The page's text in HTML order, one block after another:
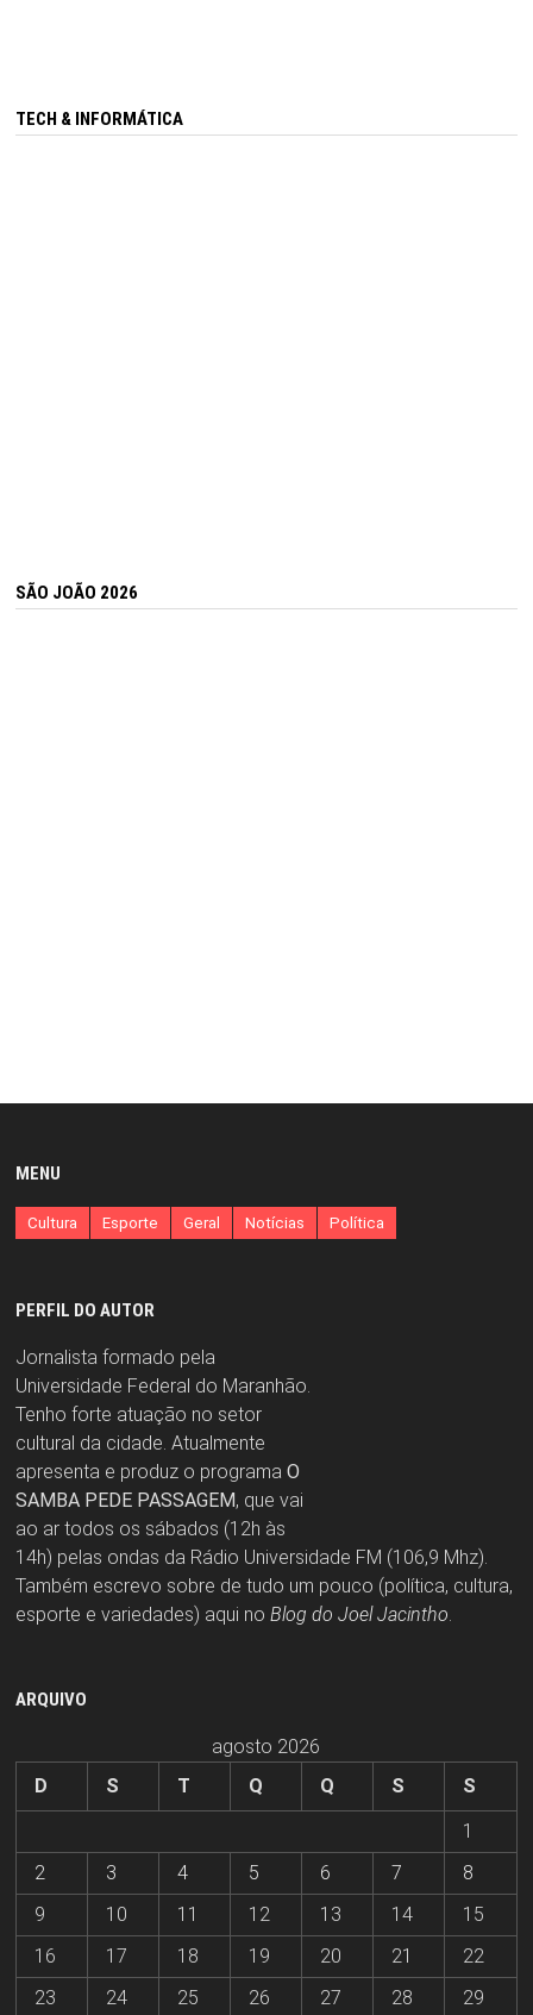
TECH & INFORMÁTICA
SÃO JOÃO 2026
MENU
Cultura Esporte Geral Notícias Política
PERFIL DO AUTOR
Jornalista formado pela
Universidade Federal do Maranhão.
Tenho forte atuação no setor
cultural da cidade. Atualmente
apresenta e produz o programa O
SAMBA PEDE PASSAGEM, que vai
ao ar todos os sábados (12h às
14h) pelas ondas da Rádio Universidade FM (106,9 Mhz).
Também escrevo sobre de tudo um pouco (política, cultura,
esporte e variedades) aqui no Blog do Joel Jacintho.
ARQUIVO
agosto 2026
D
S T Q Q S
S
1
2
3 4 5 6 7
8
9
10 11 12 13 14
15
16
17 18 19 20 21
22
23
24 25 26 27 28 29